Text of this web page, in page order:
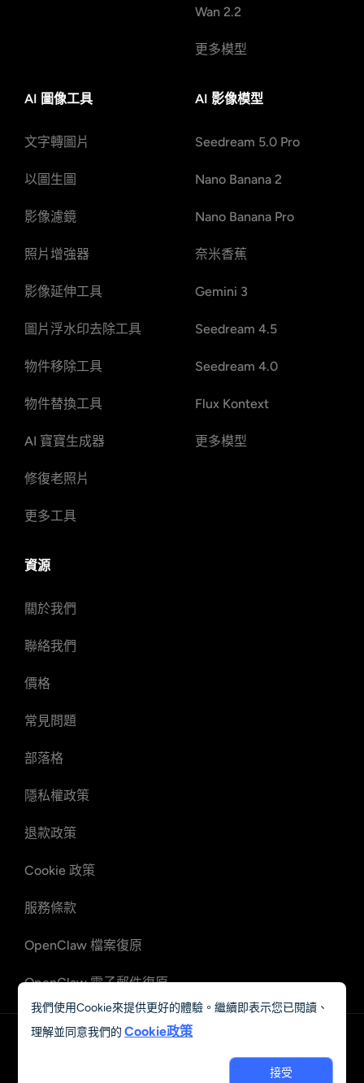
Wan 2.2
更多模型
AI 圖像工具
文字轉圖片
以圖生圖
影像濾鏡
照片增強器
影像延伸工具
圖片浮水印去除工具
物件移除工具
物件替換工具
AI 寶寶生成器
修復老照片
更多工具
AI 影像模型
Seedream 5.0 Pro
Nano Banana 2
Nano Banana Pro
奈米香蕉
Gemini 3
Seedream 4.5
Seedream 4.0
Flux Kontext
更多模型
資源
關於我們
聯絡我們
價格
常見問題
部落格
隱私權政策
退款政策
Cookie 政策
服務條款
OpenClaw 檔案復原
OpenClaw 電子郵件復原
© 2023 - 2026 Grand Vision Tech Software Limited. All rights
我們使用Cookie來提供更好的體驗。繼續即表示您已閱讀、
理解並同意我們的Cookie政策
接受